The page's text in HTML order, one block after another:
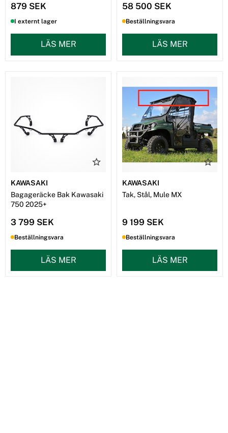
879 SEK
I externt lager
LÄS MER
58 500 SEK
Beställningsvara
LÄS MER
KAWASAKI
Bagageräcke Bak Kawasaki
750 2025+
3 799 SEK
Beställningsvara
LÄS MER
KAWASAKI
Tak, Stål, Mule MX
9 199 SEK
Beställningsvara
LÄS MER